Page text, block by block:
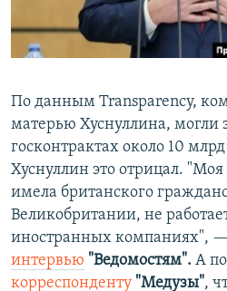
По данным Transparency,
матерью Хуснуллина, могли
госконтрактах около 10
Хуснуллин это отрицал.
имела британского
Великобритании, не
иностранных компаниях", —
интервью "Ведомостям". А
корреспонденту "Медузы",